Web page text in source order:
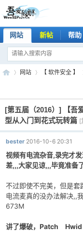
网站 新帖 帮助
吾
爱
»
网站 【 软件安全 】
›
[第五届（2016）]
【吾
型从入门到花式玩转篇 [
bester 2016-10-6 20:31
视频有电流杂音,录完才
差,,,大家见谅,,,毕竟准备
不过即使不完美，但是
电流麦真的没办法解决,,
673M
讲了爆破，Patch